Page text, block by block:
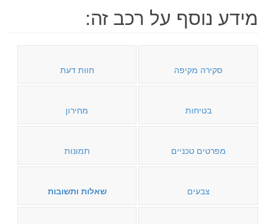
מידע נוסף על רכב זה:
סקירה מקיפה חוות דעת
בטיחות מחירון
מפרטים טכניים תמונות
צבעים שאלות ותשובות